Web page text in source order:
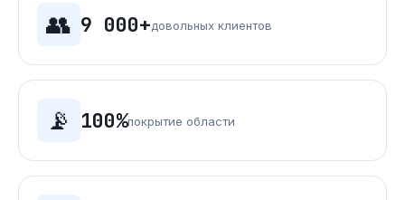
👥 9 000+довольных клиентов
📡 100%покрытие области